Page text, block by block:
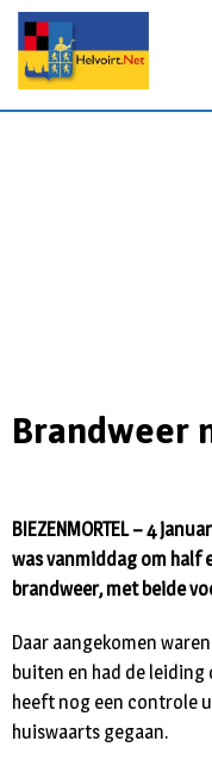
Brandweer
BIEZENMORTEL – 4
was vanmiddag om half
brandweer, met beide
Daar aangekomen
buiten en had de leiding
heeft nog een controle
huiswaarts gegaan.